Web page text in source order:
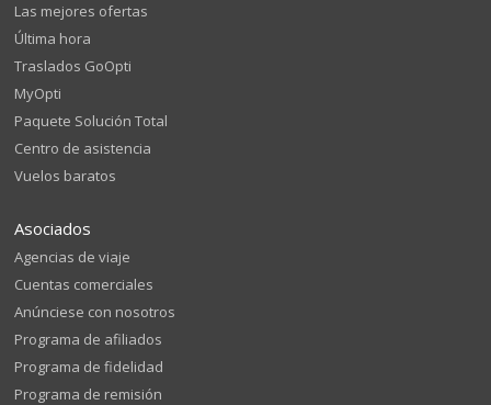
Las mejores ofertas
Última hora
Traslados GoOpti
MyOpti
Paquete Solución Total
Centro de asistencia
Vuelos baratos
Asociados
Agencias de viaje
Cuentas comerciales
Anúnciese con nosotros
Programa de afiliados
Programa de fidelidad
Programa de remisión